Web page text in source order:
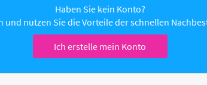
Haben Sie kein Konto?
und nutzen Sie die Vorteile der schnellen
Ich erstelle mein Konto